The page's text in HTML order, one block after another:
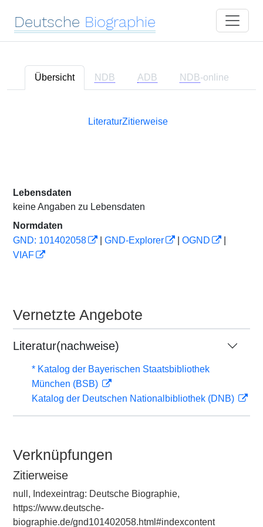
Deutsche Biographie
Übersicht NDB ADB NDB-online
LiteraturZitierweise
Lebensdaten
keine Angaben zu Lebensdaten
Normdaten
GND: 101402058
GND-Explorer OGND
VIAF
Vernetzte Angebote
Literatur(nachweise)
* Katalog der Bayerischen Staatsbibliothek
München (BSB)
Katalog der Deutschen Nationalbibliothek (DNB)
Verknüpfungen
Zitierweise
null, Indexeintrag: Deutsche Biographie,
https://www.deutsche-
biographie.de/gnd101402058.html#indexcontent